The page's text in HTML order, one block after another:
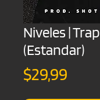
Niveles | Trap
(Estandar)
$29,99